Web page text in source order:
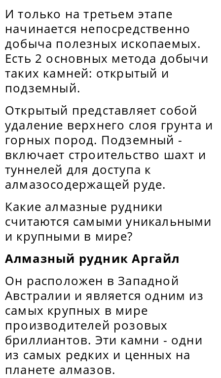
И только на третьем этапе
начинается непосредственно
добыча полезных ископаемых.
Есть 2 основных метода добычи
таких камней: открытый и
подземный.
Открытый представляет собой
удаление верхнего слоя грунта и
горных пород. Подземный -
включает строительство шахт и
туннелей для доступа к
алмазосодержащей руде.
Какие алмазные рудники
считаются самыми уникальными
и крупными в мире?
Алмазный рудник Аргайл
Он расположен в Западной
Австралии и является одним из
самых крупных в мире
производителей розовых
бриллиантов. Эти камни - одни
из самых редких и ценных на
планете алмазов.